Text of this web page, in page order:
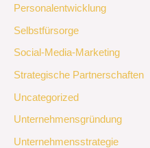
Personalentwicklung
Selbstfürsorge
Social-Media-Marketing
Strategische Partnerschaften
Uncategorized
Unternehmensgründung
Unternehmensstrategie